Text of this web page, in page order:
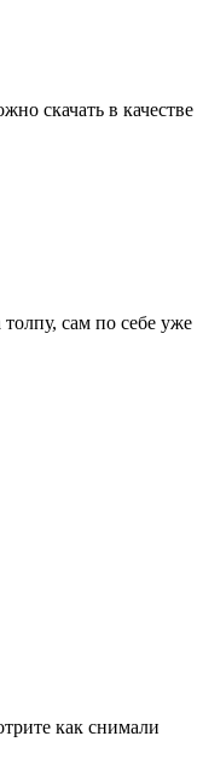
скачать в качестве
сам по себе уже
как снимали